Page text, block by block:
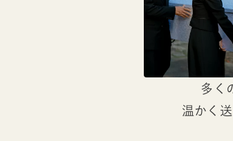
多く
温かく